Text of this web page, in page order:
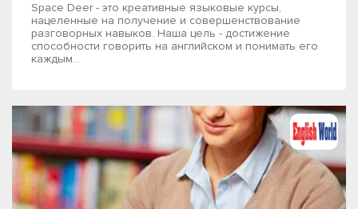
Space Deer - это креативные языковые курсы,
нацеленные на получение и совершенствование
разговорных навыков. Наша цель - достижение
способности говорить на английском и понимать его
каждым...